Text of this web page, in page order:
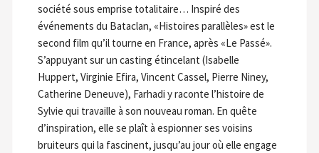
société sous emprise totalitaire… Inspiré des
événements du Bataclan, «Histoires parallèles» est le
second film qu’il tourne en France, après «Le Passé».
S’appuyant sur un casting étincelant (Isabelle
Huppert, Virginie Efira, Vincent Cassel, Pierre Niney,
Catherine Deneuve), Farhadi y raconte l’histoire de
Sylvie qui travaille à son nouveau roman. En quête
d’inspiration, elle se plaît à espionner ses voisins
bruiteurs qui la fascinent, jusqu’au jour où elle engage